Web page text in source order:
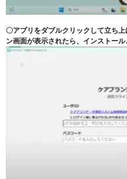
〇アプリをダブルクリックして立ち
ン画面が表示されたら、インストール